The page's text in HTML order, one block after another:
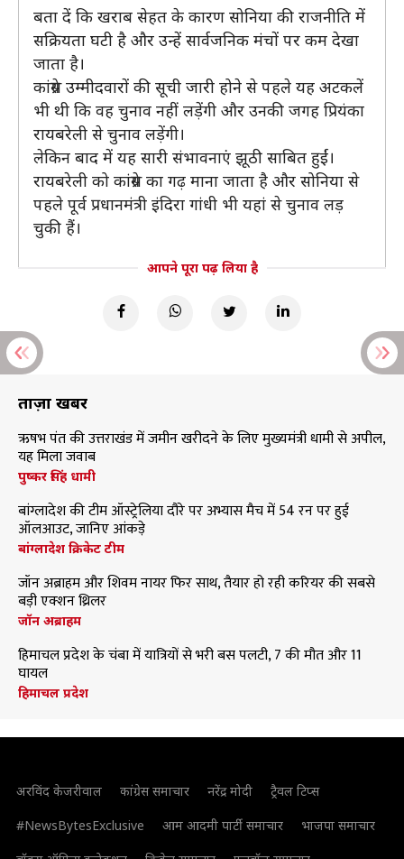
बता दें कि खराब सेहत के कारण सोनिया की राजनीति में
सक्रियता घटी है और उन्हें सार्वजनिक मंचों पर कम देखा
जाता है।
कांग्रेस उम्मीदवारों की सूची जारी होने से पहले यह अटकलें
भी थी कि वह चुनाव नहीं लड़ेंगी और उनकी जगह प्रियंका
रायबरेली से चुनाव लड़ेंगी।
लेकिन बाद में यह सारी संभावनाएं झूठी साबित हुईं।
रायबरेली को कांग्रेस का गढ़ माना जाता है और सोनिया से
पहले पूर्व प्रधानमंत्री इंदिरा गांधी भी यहां से चुनाव लड़
चुकी हैं।
आपने पूरा पढ़ लिया है
ताज़ा खबरें
ऋषभ पंत की उत्तराखंड में जमीन खरीदने के लिए मुख्यमंत्री धामी से अपील,
यह मिला जवाब
पुष्कर सिंह धामी
बांग्लादेश की टीम ऑस्ट्रेलिया दौरे पर अभ्यास मैच में 54 रन पर हुई
ऑलआउट, जानिए आंकड़े
बांग्लादेश क्रिकेट टीम
जॉन अब्राहम और शिवम नायर फिर साथ, तैयार हो रही करियर की सबसे
बड़ी एक्शन थ्रिलर
जॉन अब्राहम
हिमाचल प्रदेश के चंबा में यात्रियों से भरी बस पलटी, 7 की मौत और 11
घायल
हिमाचल प्रदेश
अरविंद केजरीवाल कांग्रेस समाचार नरेंद्र मोदी
ट्रैवल टिप्स
#NewsBytesExclusive
आम आदमी पार्टी समाचार
भाजपा समाचार